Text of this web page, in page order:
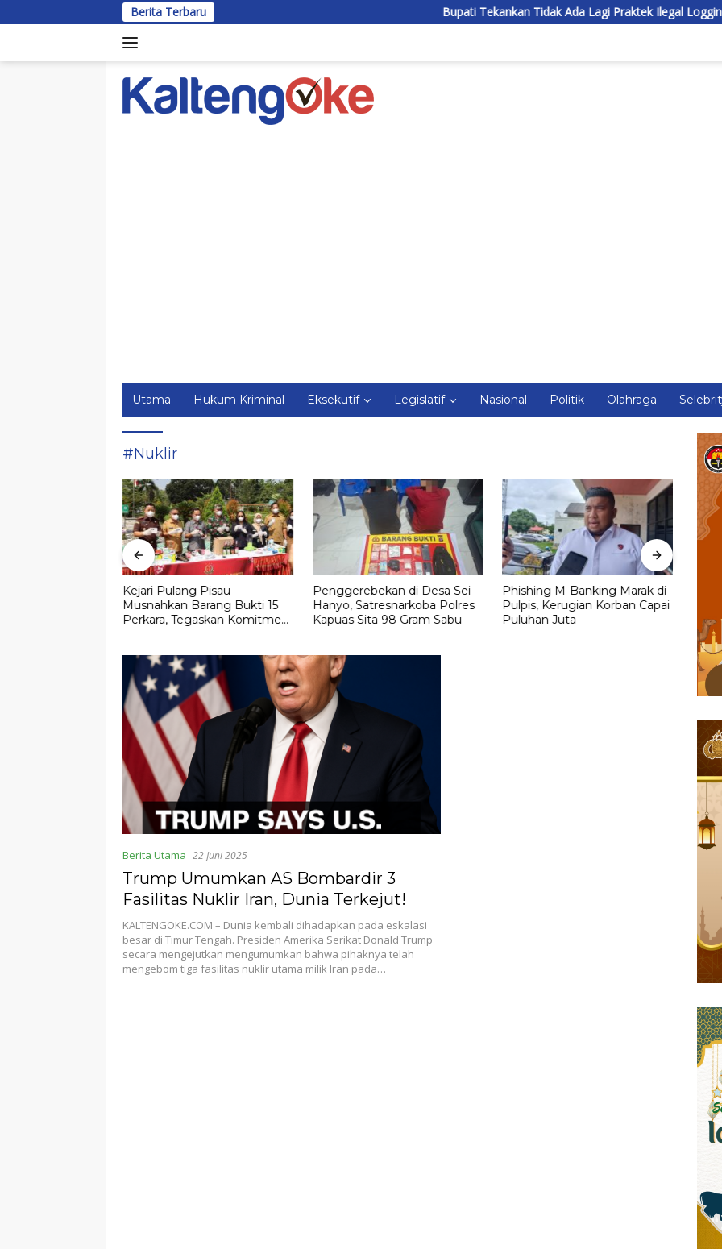
ke
Berita Terbaru Bupati Tekankan Tidak Ada Lagi Praktek Ilegal Logging di
Utama Hukum Kriminal Eksekutif Legislatif Nasional Politik Olahraga
#Nuklir
Kejari Pulang Pisau
Musnahkan Barang Bukti 15
Perkara, Tegaskan Komitmen
Penggerebekan di Desa Sei
Hanyo, Satresnarkoba Polres
Kapuas Sita 98 Gram Sabu
Phishing M-Banking Marak di
Pulpis, Kerugian Korban Capai
Puluhan Juta
Berita Utama 22 Juni 2025
Trump Umumkan AS Bombardir 3
Fasilitas Nuklir Iran, Dunia Terkejut!
KALTENGOKE.COM – Dunia kembali dihadapkan pada eskalasi
besar di Timur Tengah. Presiden Amerika Serikat Donald Trump
secara mengejutkan mengumumkan bahwa pihaknya telah
mengebom tiga fasilitas nuklir utama milik Iran pada…